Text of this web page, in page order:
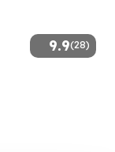
9.9(28)